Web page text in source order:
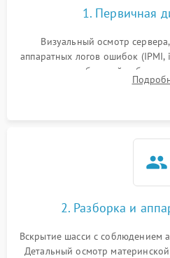
1. Первичная
Визуальный осмотр
аппаратных логов ошибок (IPMI,
питания и базовой
корпуса для быстрой
2. Разборка и
Вскрытие шасси с соблюдением
Детальный осмотр